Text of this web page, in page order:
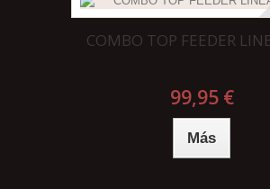
COMBO TOP FEEDER
99,95 €
Más